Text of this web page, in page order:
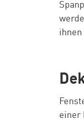
ihnen
einer